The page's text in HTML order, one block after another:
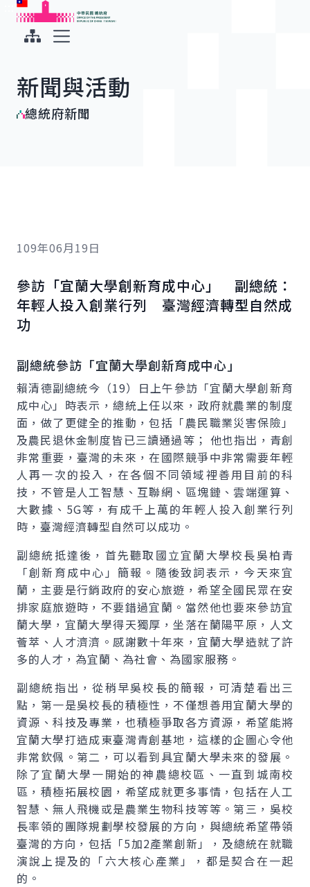
跳到主要內容
中華民國總統府
新聞與活動
總統府新聞
109年06月19日
參訪「宜蘭大學創新育成中心」 副總統：
年輕人投入創業行列 臺灣經濟轉型自然成
功
副總統參訪「宜蘭大學創新育成中心」
賴清德副總統今（19）日上午參訪「宜蘭大學創新育
成中心」時表示，總統上任以來，政府就農業的制度
面，做了更健全的推動，包括「農民職業災害保險」
及農民退休金制度皆已三讀通過等； 他也指出，青創
非常重要，臺灣的未來，在國際競爭中非常需要年輕
人再一次的投入，在各個不同領域裡善用目前的科
技，不管是人工智慧、互聯網、區塊鏈、雲端運算、
大數據、5G等，有成千上萬的年輕人投入創業行列
時，臺灣經濟轉型自然可以成功。
副總統抵達後，首先聽取國立宜蘭大學校長吳柏青
「創新育成中心」簡報。隨後致詞表示，今天來宜
蘭，主要是行銷政府的安心旅遊，希望全國民眾在安
排家庭旅遊時，不要錯過宜蘭。當然他也要來參訪宜
蘭大學，宜蘭大學得天獨厚，坐落在蘭陽平原，人文
薈萃、人才濟濟。感謝數十年來，宜蘭大學造就了許
多的人才，為宜蘭、為社會、為國家服務。
副總統指出，從稍早吳校長的簡報，可清楚看出三
點，第一是吳校長的積極性，不僅想善用宜蘭大學的
資源、科技及專業，也積極爭取各方資源，希望能將
宜蘭大學打造成東臺灣青創基地，這樣的企圖心令他
非常欽佩。第二，可以看到具宜蘭大學未來的發展。
除了宜蘭大學一開始的神農總校區、一直到城南校
區，積極拓展校園，希望成就更多事情，包括在人工
智慧、無人飛機或是農業生物科技等等。第三，吳校
長率領的團隊規劃學校發展的方向，與總統希望帶領
臺灣的方向，包括「5加2產業創新」，及總統在就職
演說上提及的「六大核心產業」，都是契合在一起
的。